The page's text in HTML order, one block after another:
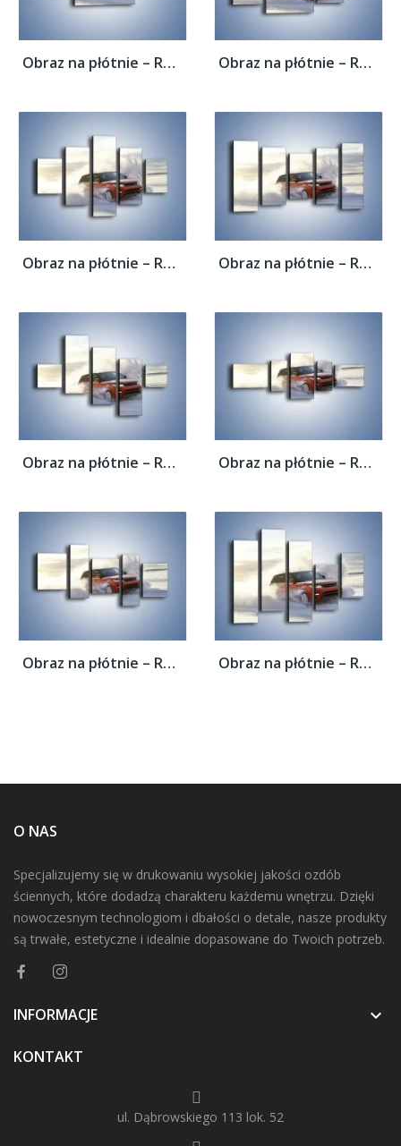
Obraz na płótnie – Rover Range Sport w... Obraz na płótnie – Rover Range Sport w...
Obraz na płótnie – Rover Range Sport w... Obraz na płótnie – Rover Range Sport w...
Obraz na płótnie – Rover Range Sport w... Obraz na płótnie – Rover Range Sport w...
Obraz na płótnie – Rover Range Sport w... Obraz na płótnie – Rover Range Sport w...
O NAS
Specjalizujemy się w drukowaniu wysokiej jakości ozdób
ściennych, które dodadzą charakteru każdemu wnętrzu. Dzięki
nowoczesnym technologiom i dbałości o detale, nasze produkty
są trwałe, estetyczne i idealnie dopasowane do Twoich potrzeb.
INFORMACJE 
KONTAKT
ul. Dąbrowskiego 113 lok. 52